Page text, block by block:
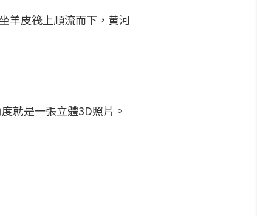
羊皮筏上順流而下，黄河
就是一張立體3D照片。